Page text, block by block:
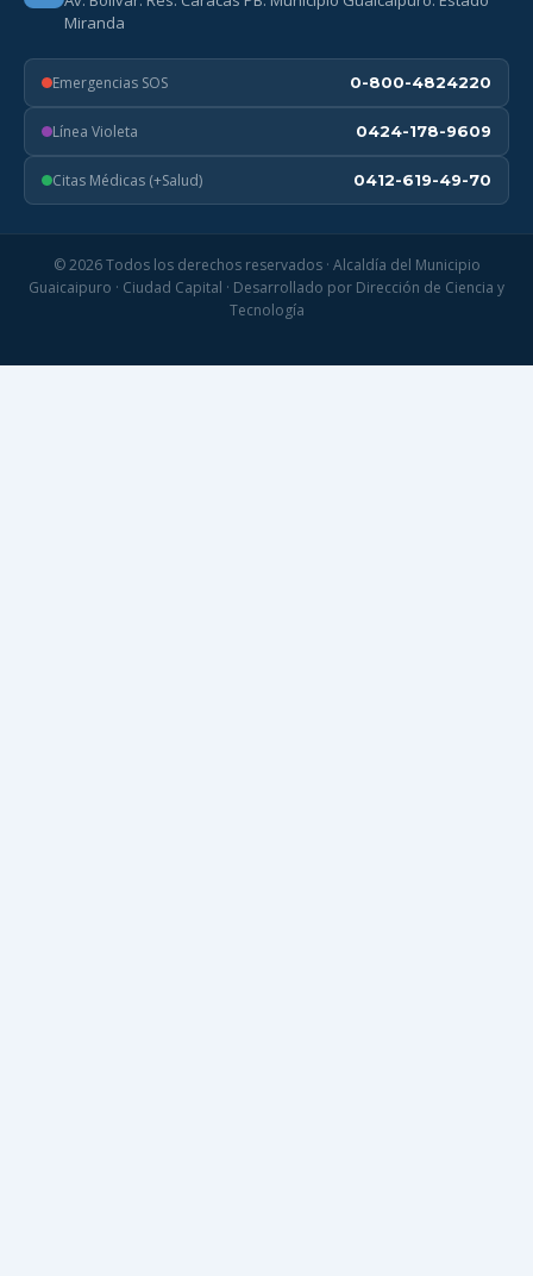
Miranda
Emergencias SOS 0-800-4824220
Línea Violeta 0424-178-9609
Citas Médicas (+Salud) 0412-619-49-70
© 2026 Todos los derechos reservados · Alcaldía del Municipio
Guaicaipuro · Ciudad Capital · Desarrollado por Dirección de Ciencia y
Tecnología